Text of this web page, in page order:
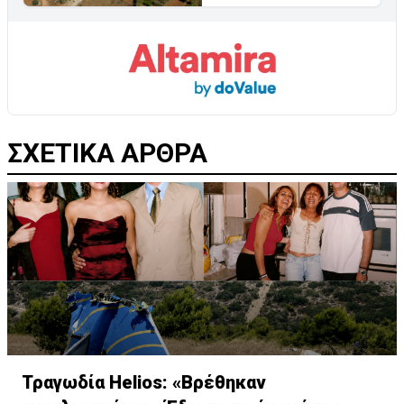
ΣΧΕΤΙΚΑ ΑΡΘΡΑ
Τραγωδία Helios: «Βρέθηκαν